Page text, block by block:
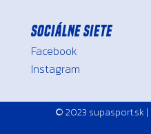
Sociálne siete
Facebook
Instagram
© 2023 supasport.sk